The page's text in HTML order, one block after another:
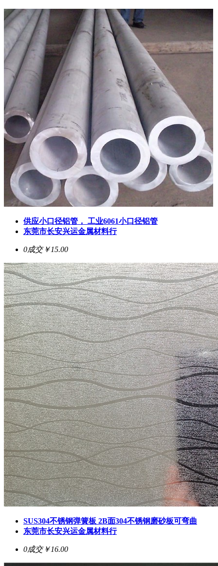
供应小口径铝管， 工业6061小口径铝管
东莞市长安兴运金属材料行
0成交￥15.00
SUS304不锈钢弹簧板 2B面304不锈钢磨砂板可弯曲
东莞市长安兴运金属材料行
0成交￥16.00